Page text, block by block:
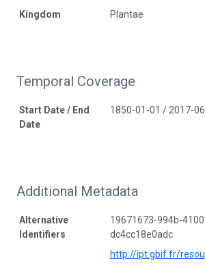
Kingdom Plantae
Temporal Coverage
Start Date / End
Date
1850-01-01 / 2017-
Additional Metadata
Alternative
Identifiers
19671673-994b-
dc4cc18e0adc
http://ipt.gbif.fr/